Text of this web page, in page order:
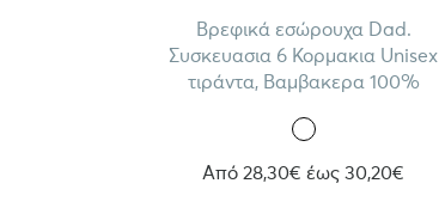
Βρεφικά εσώρουχα Dad.
Συσκευασια 6 Κορμακια Unisex
τιράντα, Βαμβακερα 100%
Από 28,30€ έως 30,20€